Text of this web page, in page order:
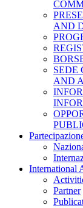
AND
SEDE
AND
International
Partner